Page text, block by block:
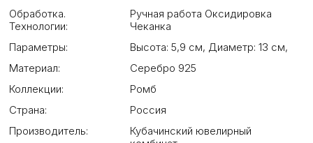
Обработка.
Технологии:
Ручная работа Оксидировка
Чеканка
Параметры:
Высота: 5,9 см, Диаметр: 13 см,
Материал:
Серебро 925
Коллекции:
Ромб
Страна:
Россия
Производитель:
Кубачинский ювелирный